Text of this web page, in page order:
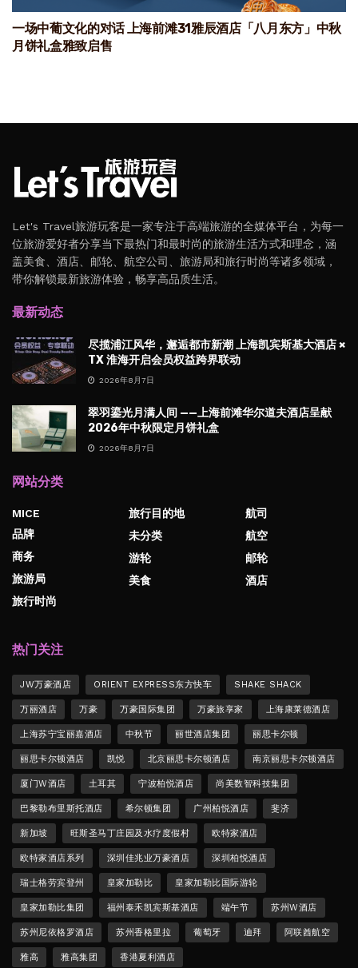
一场中葡文化的对话 上海前滩31雅辰酒店「八月东方」中秋
月饼礼盒雅致启售
Let's Travel旅游玩客是一家专注于高端旅游的全媒体平台，为每一
位旅游爱好者分享当下最热门和最时尚的旅游生活方式和理念，涵
盖美食、酒店、邮轮、航空公司、旅游局和旅行时尚等诸多领域，
带你解锁最新旅游体验，畅享高品质生活。
最新动态
尽揽浦江风华，邂逅都市新潮 上海凯宾斯基大酒店 ×
TX 淮海开启会员权益跨界联动
2026年8月7日
翠羽鎏光月满人间 ——上海前滩华尔道夫酒店呈献
2026年中秋限定月饼礼盒
2026年8月7日
网站分类
MICE
品牌
商务
旅游局
旅行时尚
旅行目的地
未分类
游轮
美食
航司
航空
邮轮
酒店
热门关注
JW万豪酒店 ORIENT EXPRESS东方快车 SHAKE SHACK
万丽酒店 万豪 万豪国际集团 万豪旅享家 上海康莱德酒店
上海苏宁宝丽嘉酒店 中秋节 丽世酒店集团 丽思卡尔顿
丽思卡尔顿酒店 凯悦 北京丽思卡尔顿酒店 南京丽思卡尔顿酒店
厦门W酒店 土耳其 宁波柏悦酒店 尚美数智科技集团
巴黎勒布里斯托酒店 希尔顿集团 广州柏悦酒店 斐济
新加坡 旺斯圣马丁庄园及水疗度假村 欧特家酒店
欧特家酒店系列 深圳佳兆业万豪酒店 深圳柏悦酒店
瑞士格劳宾登州 皇家加勒比 皇家加勒比国际游轮
皇家加勒比集团 福州泰禾凯宾斯基酒店 端午节 苏州W酒店
苏州尼依格罗酒店 苏州香格里拉 葡萄牙 迪拜 阿联酋航空
雅高 雅高集团 香港夏利酒店